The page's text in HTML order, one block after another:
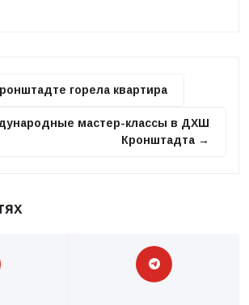
горела квартира
мастер-классы в ДХШ
Кронштадта →